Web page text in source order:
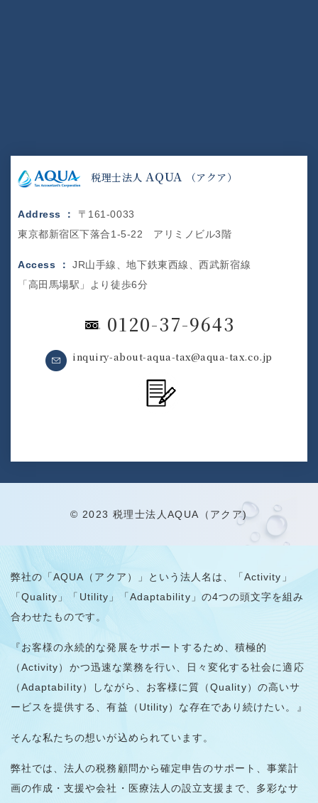
税理士法人 AQUA （アクア）
Address ： 〒161-0033
東京都新宿区下落合1-5-22 アリミノビル3階
Access ：JR山手線、地下鉄東西線、西武新宿線
「高田馬場駅」より徒歩6分
0120-37-9643
inquiry-about-aqua-tax@aqua-tax.co.jp
© 2023 税理士法人AQUA（アクア)
弊社の「AQUA（アクア）」という法人名は、「Activity」
「Quality」「Utility」「Adaptability」の4つの頭文字を組み
合わせたものです。
『お客様の永続的な発展をサポートするため、積極的
（Activity）かつ迅速な業務を行い、日々変化する社会に適応
（Adaptability）しながら、お客様に質（Quality）の高いサ
ービスを提供する、有益（Utility）な存在であり続けたい。』
そんな私たちの想いが込められています。
弊社では、法人の税務顧問から確定申告のサポート、事業計
画の作成・支援や会社・医療法人の設立支援まで、多彩なサ